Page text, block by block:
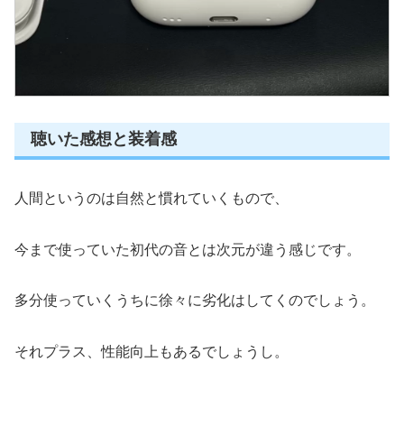
聴いた感想と装着感
人間というのは自然と慣れていくもので、
今まで使っていた初代の音とは次元が違う感じです。
多分使っていくうちに徐々に劣化はしてくのでしょう。
それプラス、性能向上もあるでしょうし。